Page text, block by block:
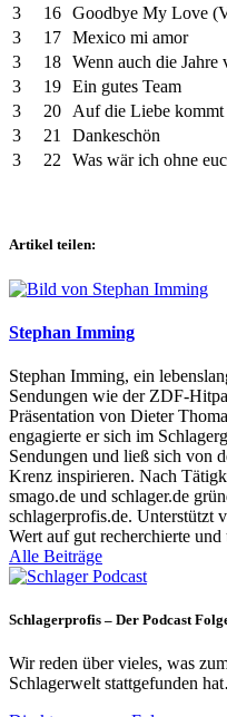
3
16 Goodbye My Love
3
17 Mexico mi amor
3
18 Wenn auch die Jahre
3
19 Ein gutes Team
3
20
Auf die Liebe kommt
3
21
Dankeschön
3
22 Was wär ich ohne
Artikel teilen:
Stephan Imming
Stephan Imming, ein
Sendungen wie der ZDF-
Präsentation von Dieter
engagierte er sich im
Sendungen und ließ sich von
Krenz inspirieren. Nach
smago.de und schlager.de
schlagerprofis.de. Unterstützt
Wert auf gut recherchierte
Alle Beiträge
Schlagerprofis – Der Podcast
Wir reden über vieles, was
Schlagerwelt stattgefunden